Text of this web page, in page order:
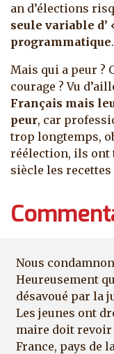
an d’élections
seule variable d’
programmatique.
Mais qui a peur ?
courage ? Vu
Français mais
peur, car
trop longtemps,
réélection, ils ont
siècle les recettes
Nous
Heureusement
désavoué par la
Les jeunes ont
maire doit revoir
France, pays de